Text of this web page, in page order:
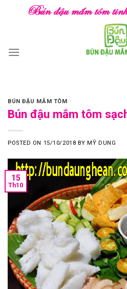
BÚN ĐẬU MẮM TÔM
Bún đậu mắm tôm
POSTED ON 15/10/2018 BY MỸ DUNG
15
Th10